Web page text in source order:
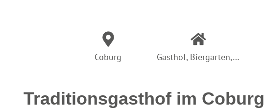
Coburg Gasthof, Biergarten,…
Traditionsgasthof im